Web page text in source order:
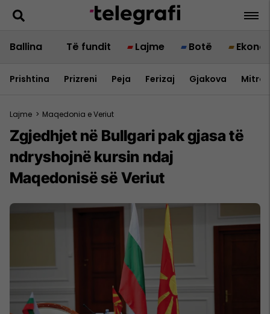
Ballina Të fundit Lajme Botë
Prishtina Prizreni Peja Ferizaj Gjakova
Lajme > Maqedonia e Veriut
Zgjedhjet në Bullgari pak gjasa të
ndryshojnë kursin ndaj
Maqedonisë së Veriut